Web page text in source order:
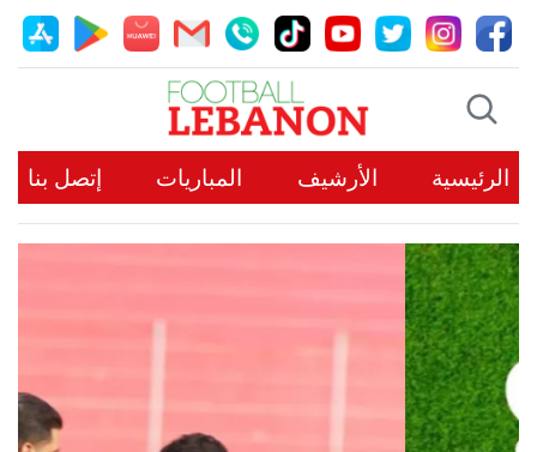
الرئيسية الأرشيف المباريات إتصل بنا